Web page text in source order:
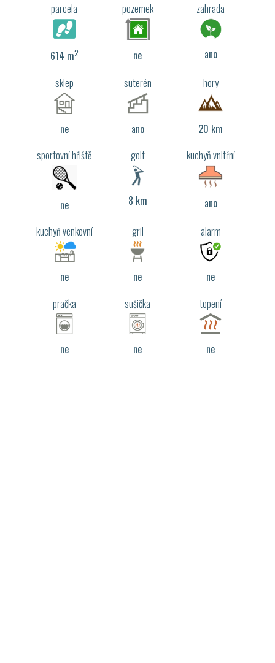
parcela
614 m2
pozemek
ne
zahrada
ano
sklep
ne
suterén
ano
hory
20 km
sportovní hřiště
ne
golf
8 km
kuchyň vnitřní
ano
kuchyň venkovní
ne
gril
ne
alarm
ne
pračka
ne
sušička
ne
topení
ne